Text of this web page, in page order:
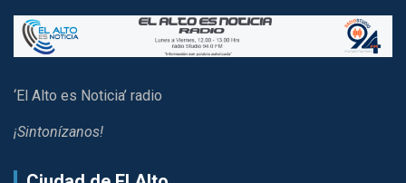
‘El Alto es Noticia’ radio
¡Sintonízanos!